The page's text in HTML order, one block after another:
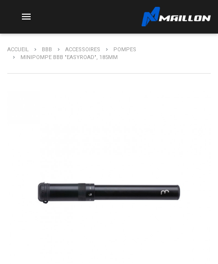

ACCUEIL BBB ACCESSOIRES
POMPES
MINIPOMPE BBB "EASYROAD", 185MM